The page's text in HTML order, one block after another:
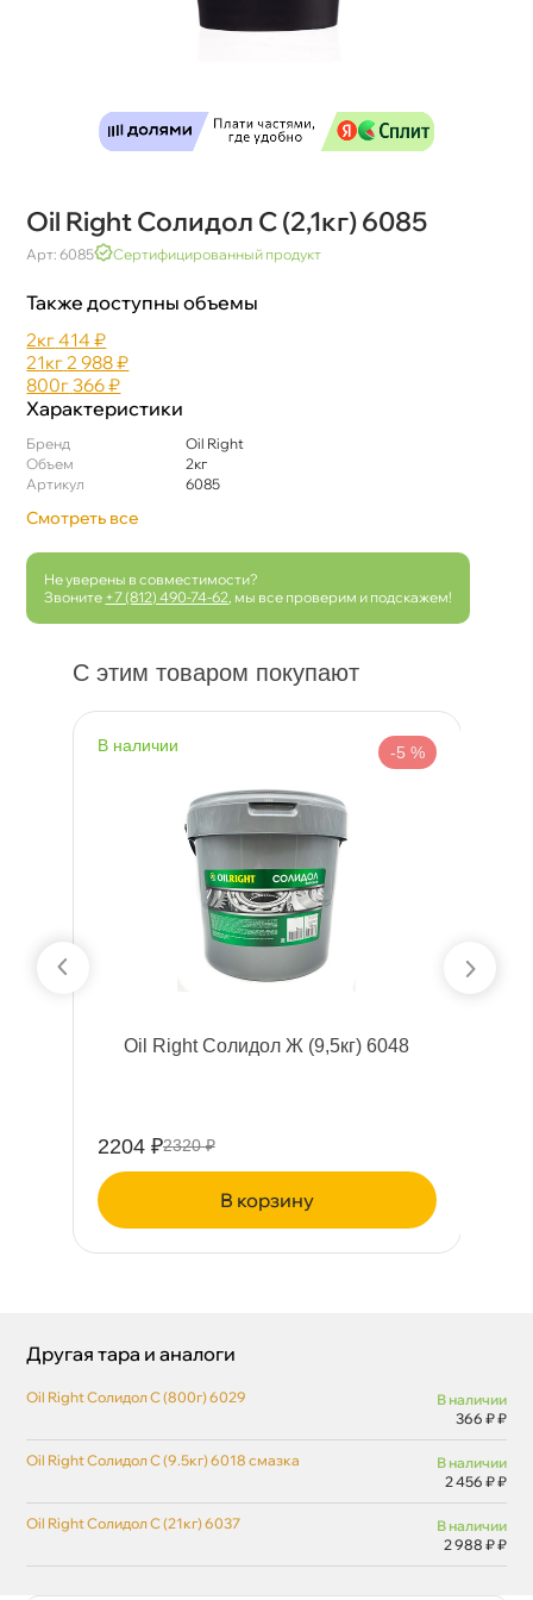
Oil Right Солидол С (2,1кг) 6085
Арт: 6085 Сертифицированный продукт
Также доступны объемы
2к414 ₽
21к 2 988 ₽
800366 ₽
Характеристики
Бренд
Oil Right
Объем
2к
Артикул
6085
Смотреть все
Не уверены в совместимости?
Звоните +7 (812) 490-74-62 , мы все проверим и подскажем!
С этим товаром покупают
наличии -5 %
Oil Right Солидол Ж (9,5кг) 6048
2204 ₽2320 ₽
корзину
Другая тара и аналоги
Oil Right Солидол С (800г) 6029
наличии
366 ₽ ₽
Oil Right Солидол С (9.5кг) 6018 смазка
наличии
2 456 ₽ ₽
Oil Right Солидол С (21кг) 6037
наличии
2 988 ₽ ₽